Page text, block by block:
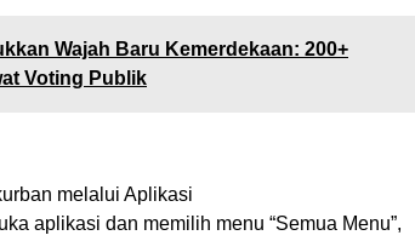
Wajah Baru Kemerdekaan: 200+
Voting Publik
melalui Aplikasi
aplikasi dan memilih menu “Semua Menu”,